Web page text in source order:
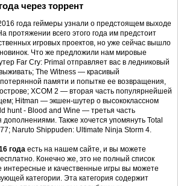
через торрент
года геймеры узнали о предстоящем выходе
протяжении всего этого года им предстоит
игровых проектов, но уже сейчас вышло
новинок. Что же предложили нам мировые
Far Cry: Primal отправляет вас в ледниковый
The Witness — красивый
памяти и попытке ее возвращения,
XCOM 2 — вторая часть популярнейшей
Hitman — экшен-шутер о высококлассном
hunt - Blood and Wine — третья часть
Также хочется упомянуть Total
Naruto Shippuden: Ultimate Ninja Storm 4.
года есть на нашем сайте, и вы можете
Конечно же, это не полный список
интересные и качественные игры вы можете
категории. Эта категория содержит